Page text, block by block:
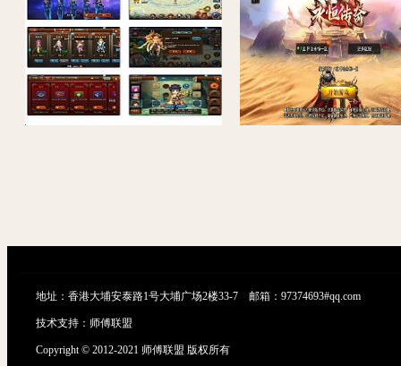
地址：香港大埔安泰路1号大埔广场2楼33-7 邮箱：97374693#qq.com
技术支持： 师傅联盟
Copyright © 2012-2021 师傅联盟 版权所有